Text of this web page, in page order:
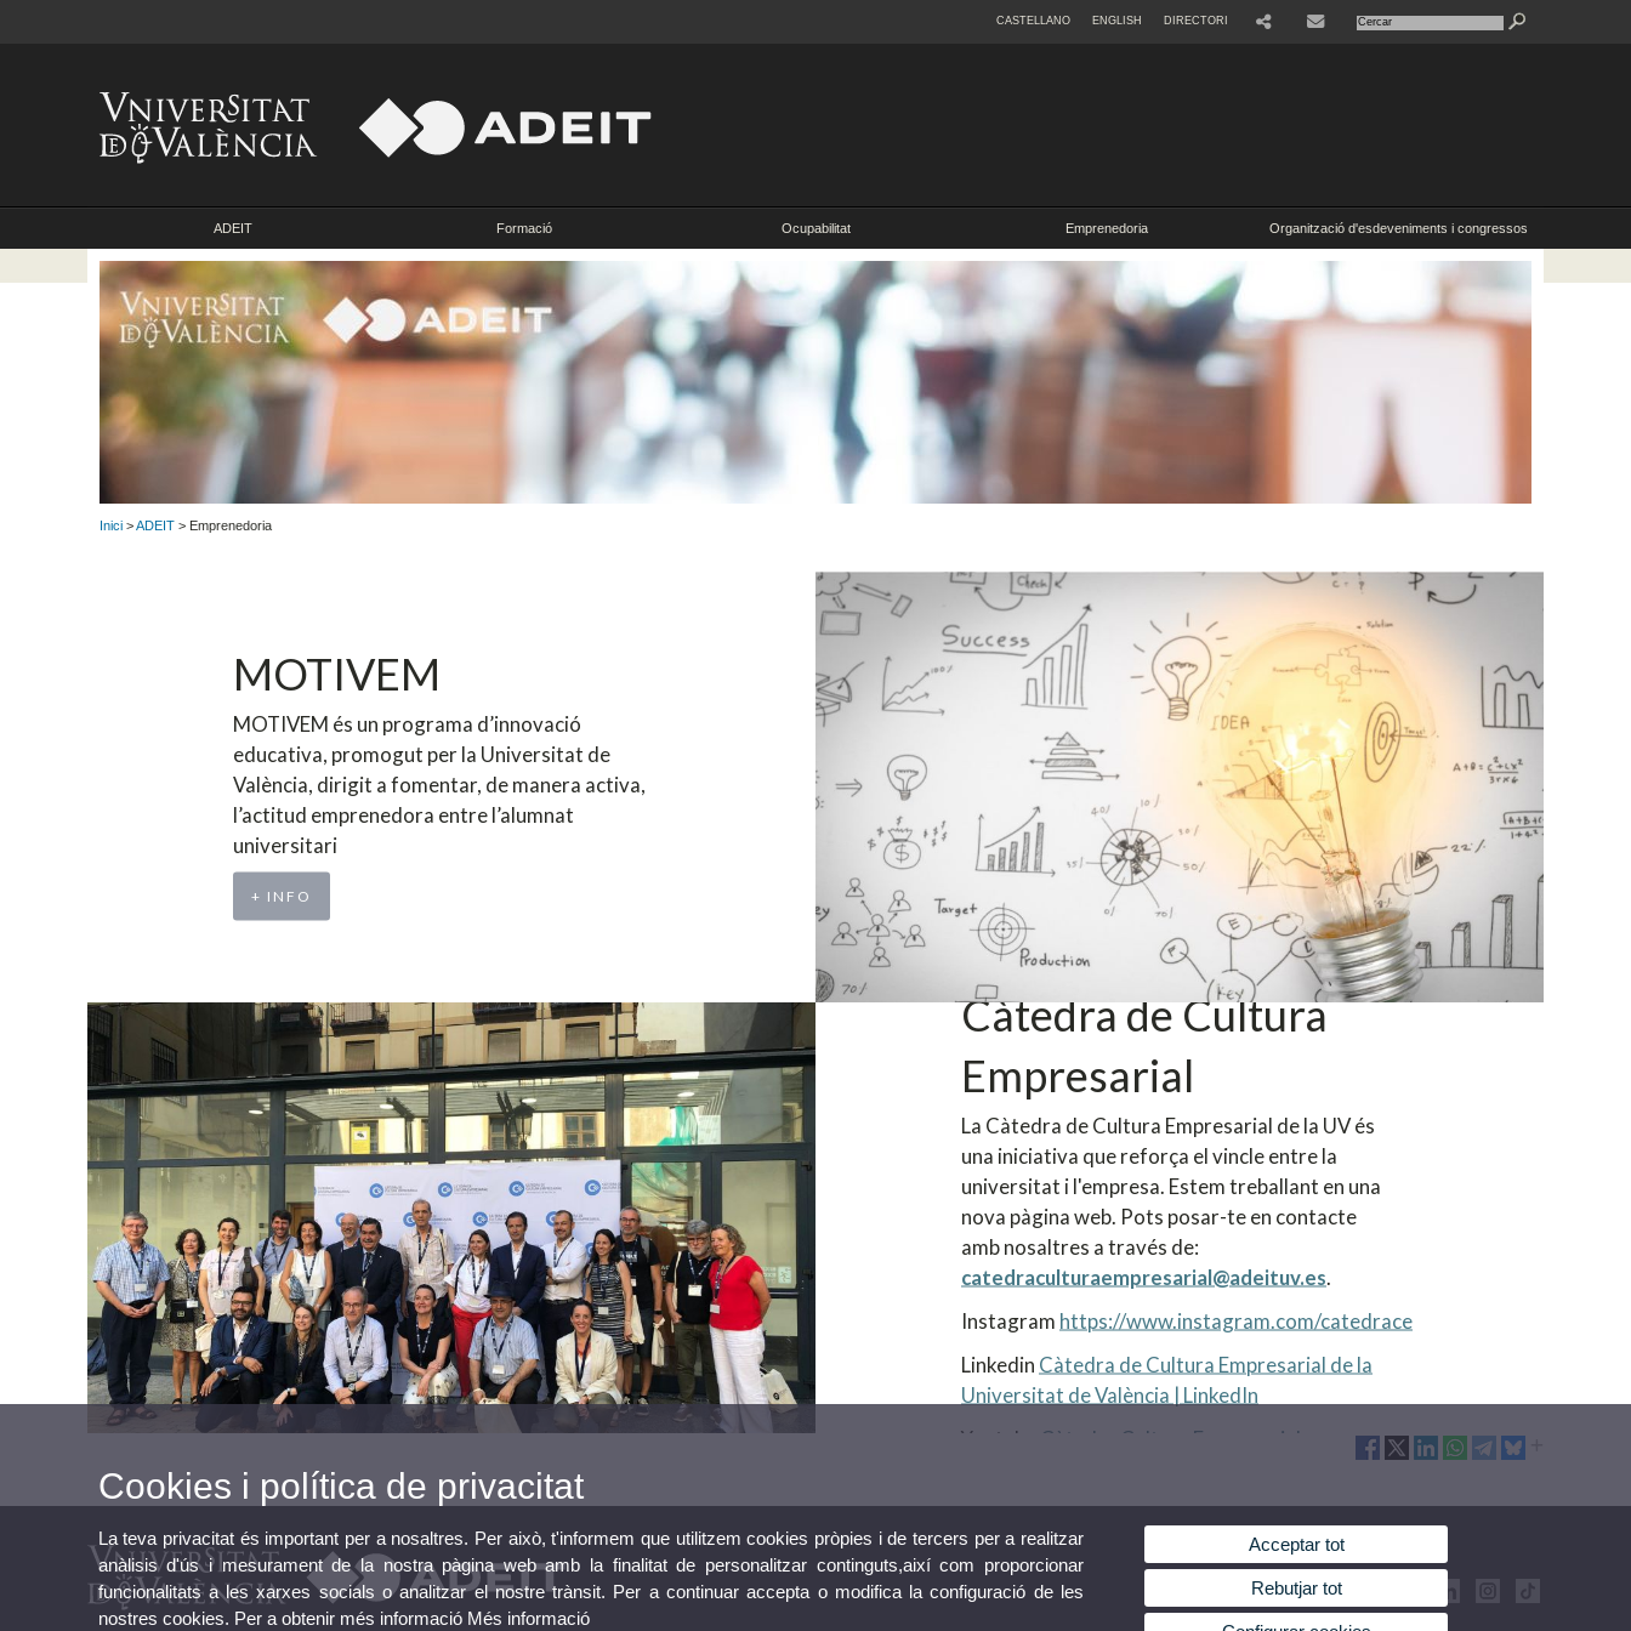
CASTELLANO ENGLISH DIRECTORI
ADEIT Formació Ocupabilitat Emprenedoria Organització d'esdeveniments i congressos
Inici >ADEIT > Emprenedoria
MOTIVEM
MOTIVEM és un programa d’innovació
educativa, promogut per la Universitat de
València, dirigit a fomentar, de manera activa,
l’actitud emprenedora entre l’alumnat
universitari
+ INFO
Càtedra de Cultura
Empresarial
La Càtedra de Cultura Empresarial de la UV és
una iniciativa que reforça el vincle entre la
universitat i l'empresa. Estem treballant en una
nova pàgina web. Pots posar-te en contacte
amb nosaltres a través de:
catedraculturaempresarial@adeituv.es
Instagram https://www.instagram.com/catedrace
Linkedin Càtedra de Cultura Empresarial de la
Universitat de València | LinkedIn
Youtube
Càtedra Cultura Empresarial
Cookies i política de privacitat
La teva privacitat és important per a nosaltres. Per això, t'informem que utilitzem cookies pròpies i de tercers per a realitzar
anàlisis d'ús i mesurament de la nostra pàgina web amb la finalitat de personalitzar continguts,així com proporcionar
funcionalitats a les xarxes socials o analitzar el nostre trànsit. Per a continuar accepta o modifica la configuració de les
nostres cookies. Per a obtenir més informació Més informació
Acceptar tot
Rebutjar tot